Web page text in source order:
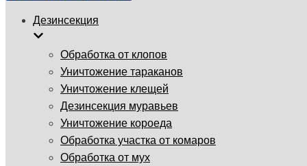
Дезинсекция
Обработка от клопов
Уничтожение тараканов
Уничтожение клещей
Дезинсекция муравьев
Уничтожение короеда
Обработка участка от комаров
Обработка от мух